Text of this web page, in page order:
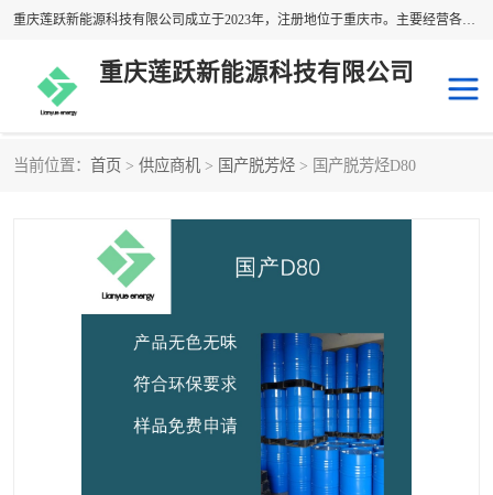
重庆莲跃新能源科技有限公司成立于2023年，注册地位于重庆市。主要经营各种溶剂油产品；经营范围包括：专业保洁、清洗、消毒服务，化工产品销售，建筑装饰材料销售，日用百货销售，橡胶制品销售，塑料制品销售，金属材料销售，五金产品零售，电工仪器仪表销售，通讯设备销售，办公用品销售，电子产品销售，石油制品销售，润滑油销售，技术进出口，货物进出口，电子元器件与机电组件设备销售等。
重庆莲跃新能源科技有限公司
当前位置： 首页 > 供应商机 > 国产脱芳烃 > 国产脱芳烃D80
韩国GS异构烷烃
埃克森美孚异构烷烃
埃克森美孚D系列
正构烷烃溶剂
国产正构烷烃